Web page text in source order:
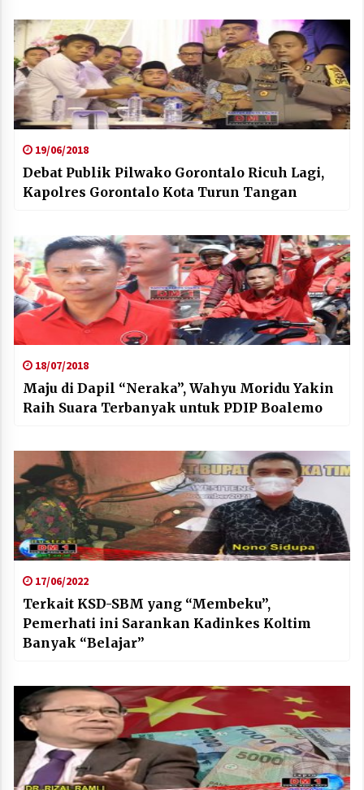
19/06/2018
Debat Publik Pilwako Gorontalo Ricuh Lagi,
Kapolres Gorontalo Kota Turun Tangan
18/07/2018
Maju di Dapil “Neraka”, Wahyu Moridu Yakin
Raih Suara Terbanyak untuk PDIP Boalemo
17/06/2022
Terkait KSD-SBM yang “Membeku”,
Pemerhati ini Sarankan Kadinkes Koltim
Banyak “Belajar”